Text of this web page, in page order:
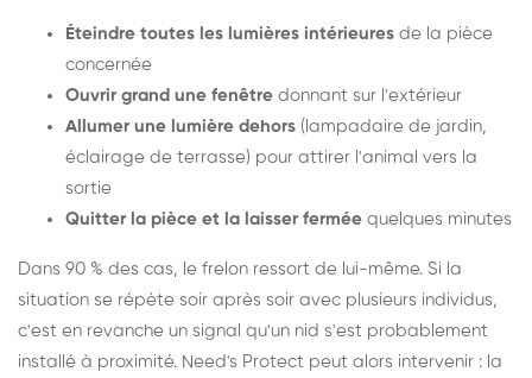
Éteindre toutes les lumières intérieures de la pièce
concernée
Ouvrir grand une fenêtre donnant sur l'extérieur
Allumer une lumière dehors (lampadaire de jardin,
éclairage de terrasse) pour attirer l'animal vers la
sortie
Quitter la pièce et la laisser fermée quelques minutes
Dans 90 % des cas, le frelon ressort de lui-même. Si la
situation se répète soir après soir avec plusieurs individus,
c'est en revanche un signal qu'un nid s'est probablement
installé à proximité. Need's Protect peut alors intervenir : la